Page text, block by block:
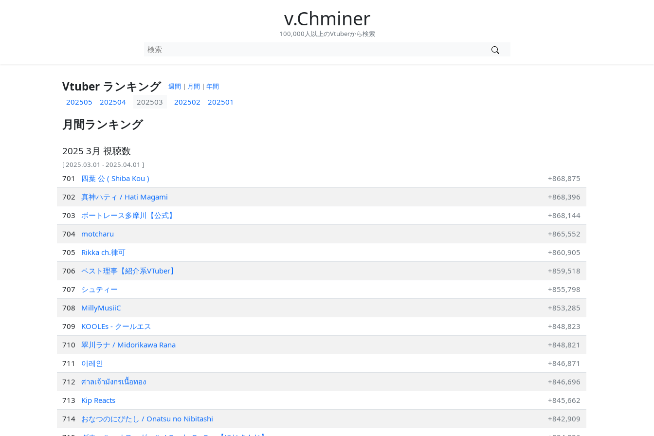
v.Chminer
100,000人以上のVtuberから検索
Vtuber ランキング 週間 | 月間 |年間
202505 202504 202503 202502 202501
月間ランキング
2025 3月 視聴数
[ 2025.03.01 - 2025.04.01 ]
701 四葉 公 ( Shiba Kou )
+868,875
702
真神ハティ / Hati Magami
+868,396
703
ボートレース多摩川【公式】
+868,144
704
motcharu
+865,552
705
Rikka ch.律可
+860,905
706
ペスト理事【紹介系VTuber】
+859,518
707
シュティー
+855,798
708
MillyMusiiC
+853,285
709
KOOLEs - クールエス
+848,823
710
翠川ラナ / Midorikawa Rana
+848,821
711
이레인
+846,871
712
ศาลเจ้ามังกรเนื้อทอง
+846,696
713
Kip Reacts
+845,662
714
おなつのにびたし / Onatsu no Nibitashi
+842,909